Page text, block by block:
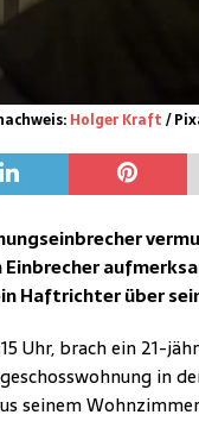
Holger Kraft /
Haftrichter über
Uhr, brach ein 21-
in
seinem